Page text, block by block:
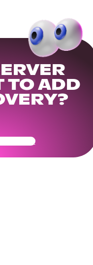
TO ADD
Ready